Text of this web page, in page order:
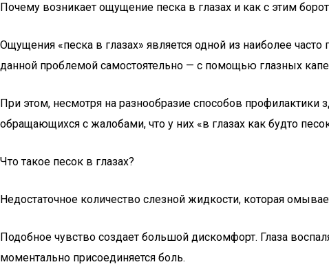
Почему возникает ощущение песка в глазах и как с этим
Ощущения «песка в глазах» является одной из наиболее
данной проблемой самостоятельно — с помощью глазных
При этом, несмотря на разнообразие способов
обращающихся с жалобами, что у них «в глазах как будто
Что такое песок в глазах?
Недостаточное количество слезной жидкости, которая
Подобное чувство создает большой дискомфорт. Глаза
моментально присоединяется боль.